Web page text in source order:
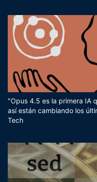
"Opus 4.5 es la primera IA
así están cambiando los
Tech